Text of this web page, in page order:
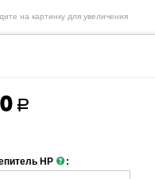
на картинку для увеличения
Р
НР :